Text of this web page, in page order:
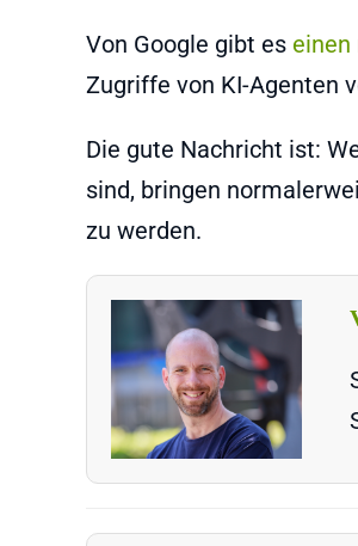
Von Google gibt es einen
Zugriffe von KI-Agenten
Die gute Nachricht ist:
sind, bringen
zu werden.